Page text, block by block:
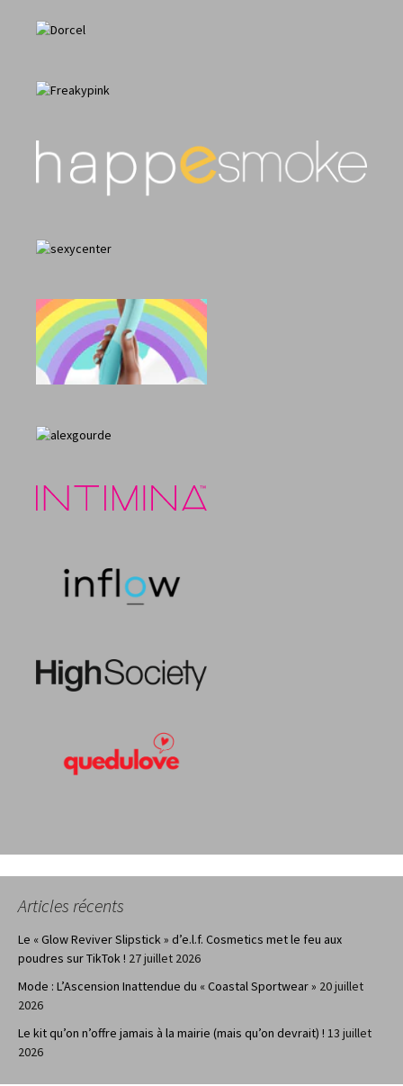
Articles récents
Le « Glow Reviver Slipstick » d’e.l.f. Cosmetics met le feu aux
poudres sur TikTok ! 27 juillet 2026
Mode : L’Ascension Inattendue du « Coastal Sportwear » 20 juillet
2026
Le kit qu’on n’offre jamais à la mairie (mais qu’on devrait) ! 13 juillet
2026